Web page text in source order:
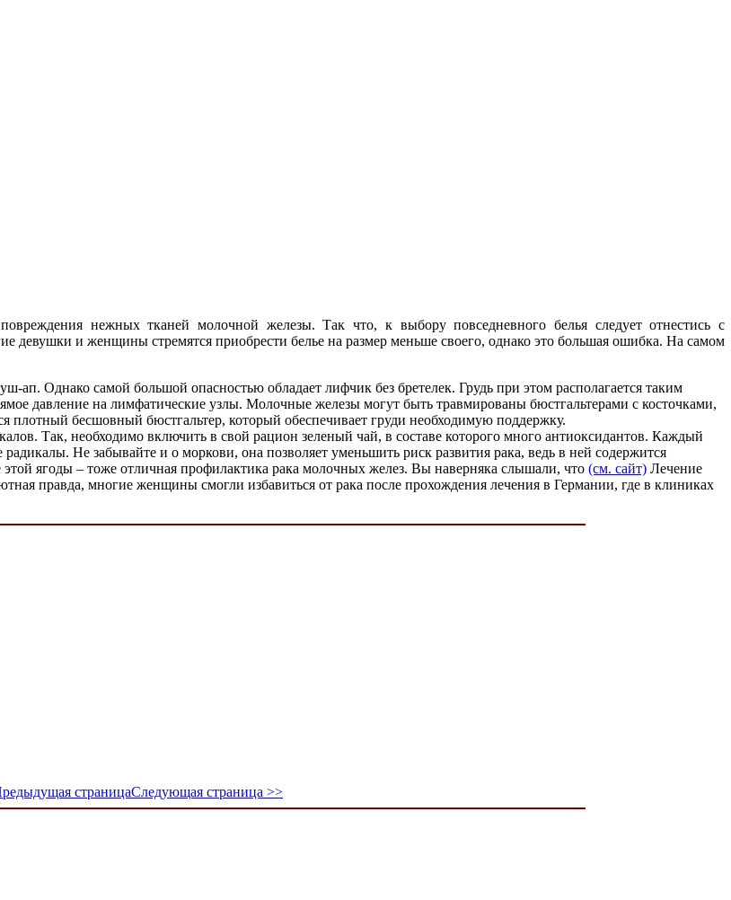
нежных тканей молочной железы. Так что, к выбору повседневного белья следует отнестись с
девушки и женщины стремятся приобрести белье на размер меньше своего, однако это большая ошибка. На самом
Однако самой большой опасностью обладает лифчик без бретелек. Грудь при этом располагается таким
давление на лимфатические узлы. Молочные железы могут быть травмированы бюстгальтерами с косточками,
бесшовный бюстгальтер, который обеспечивает груди необходимую поддержку.
Так, необходимо включить в свой рацион зеленый чай, в составе которого много антиоксидантов. Каждый
Не забывайте и о моркови, она позволяет уменьшить риск развития рака, ведь в ней содержится
ягоды – тоже отличная профилактика рака молочных желез. Вы наверняка слышали, что (см. сайт) Лечение
правда, многие женщины смогли избавиться от рака после прохождения лечения в Германии, где в клиниках
страницаСледующая страница >>